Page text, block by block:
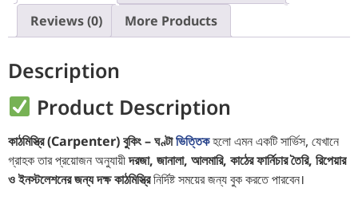
Reviews (0)
More Products
Description
Product Description
কাঠমিস্ত্রি (Carpenter) বুকিং – ঘণ্টাভিত্তিকহলো এমন একটি সার্ভিস, যেখানে
গ্রাহক তার প্রয়োজন অনুযায়ীদরজা, জানালা, আলমারি, কাঠের ফার্নিচার তৈরি, রিপেয়ার
ও ইনস্টলেশনের জন্য দক্ষ কাঠমিস্ত্রিনির্দিষ্ট সময়ের জন্য বুক করতে পারবেন।